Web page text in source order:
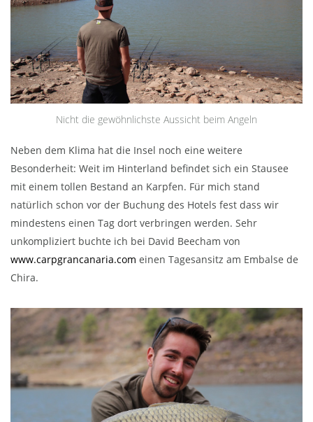
Nicht die gewöhnlichste Aussicht beim Angeln
Neben dem Klima hat die Insel noch eine weitere
Besonderheit: Weit im Hinterland befindet sich ein Stausee
mit einem tollen Bestand an Karpfen. Für mich stand
natürlich schon vor der Buchung des Hotels fest dass wir
mindestens einen Tag dort verbringen werden. Sehr
unkompliziert buchte ich bei David Beecham von
www.carpgrancanaria.com einen Tagesansitz am Embalse de
Chira.